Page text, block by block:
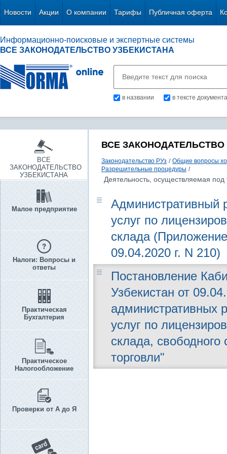
Новости Акции О компании Тарифы Публичная оферта
Информационно-поисковые и экспертные системы
ВСЕ ЗАКОНОДАТЕЛЬСТВО УЗБЕКИСТАНА
в названии в тексте документа
ВСЕ
ЗАКОНОДАТЕЛЬСТВО
УЗБЕКИСТАНА
Малое предприятие
Налоги: Вопросы и
ответы
Практическая
Бухгалтерия
Практическое
Налогообложение
Проверки от А до Я
ВСЕ ЗАКОНОДАТЕЛЬСТВО
Законодательство РУз / Общие вопросы
Разрешительные процедуры /
Деятельность, осуществляемая
Административный
услуг по
склада
09.04.2020 г. N 210)
Постановление
Узбекистан от
административных
услуг по
склада,
торговли"